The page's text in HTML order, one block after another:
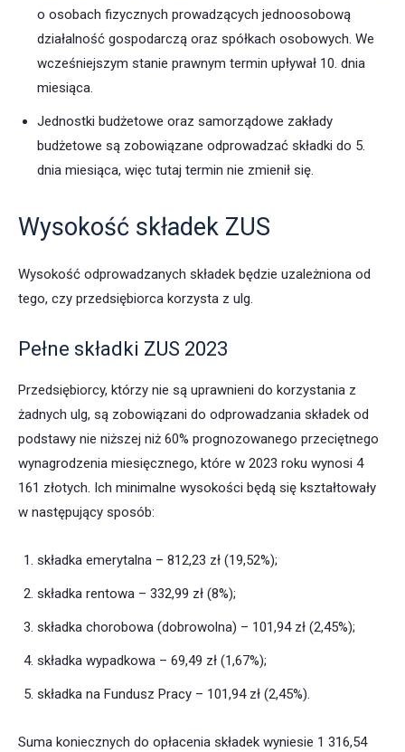
o osobach fizycznych prowadzących jednoosobową
działalność gospodarczą oraz spółkach osobowych. We
wcześniejszym stanie prawnym termin upływał 10. dnia
miesiąca.
Jednostki budżetowe oraz samorządowe zakłady
budżetowe są zobowiązane odprowadzać składki do 5.
dnia miesiąca, więc tutaj termin nie zmienił się.
Wysokość składek ZUS
Wysokość odprowadzanych składek będzie uzależniona od
tego, czy przedsiębiorca korzysta z ulg.
Pełne składki ZUS 2023
Przedsiębiorcy, którzy nie są uprawnieni do korzystania z
żadnych ulg, są zobowiązani do odprowadzania składek od
podstawy nie niższej niż 60% prognozowanego przeciętnego
wynagrodzenia miesięcznego, które w 2023 roku wynosi 4
161 złotych. Ich minimalne wysokości będą się kształtowały
w następujący sposób:
składka emerytalna – 812,23 zł (19,52%);
składka rentowa – 332,99 zł (8%);
składka chorobowa (dobrowolna) – 101,94 zł (2,45%);
składka wypadkowa – 69,49 zł (1,67%);
składka na Fundusz Pracy – 101,94 zł (2,45%).
Suma koniecznych do opłacenia składek wyniesie 1 316,54